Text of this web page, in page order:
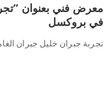
معرض فني بعنوان
في بروكسل
تجربة جبران خليل جبران